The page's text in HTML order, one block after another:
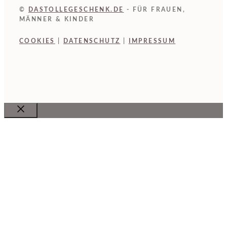
© DASTOLLEGESCHENK.DE
- FÜR FRAUEN,
MÄNNER & KINDER
COOKIES DATENSCHUTZ IMPRESSUM